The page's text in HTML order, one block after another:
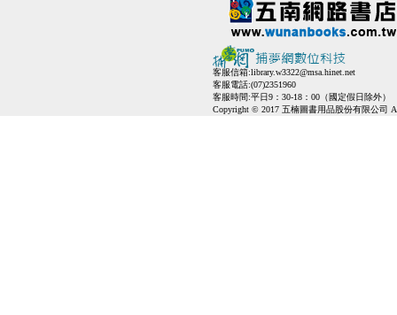
客服信箱:library.w3322@msa.hinet.net
客服電話:(07)2351960
客服時間:平日9：30-18：00（國定假日除外）
Copyright © 2017 五楠圖書用品股份有限公司